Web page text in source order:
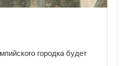
городка будет